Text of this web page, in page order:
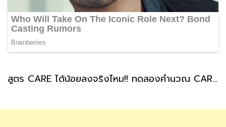
สูตร CARE ได้น้อยลงจริงไหม!! ทดลองคำนวณ CARE บำนาญสูตรใหม่ ทำได้ด้วยตัวเองได้ประมาณกี่บาท